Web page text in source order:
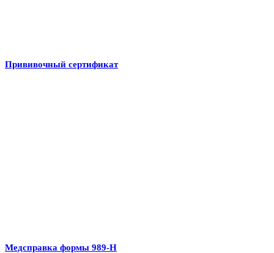
Прививочный сертификат
Медсправка формы 989-Н